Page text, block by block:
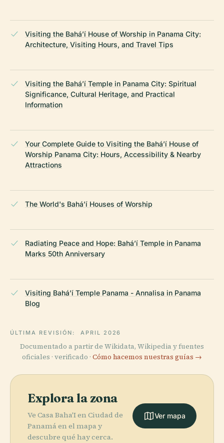
Visiting the Bahá’í House of Worship in Panama City:
Architecture, Visiting Hours, and Travel Tips
Visiting the Bahá’í Temple in Panama City: Spiritual
Significance, Cultural Heritage, and Practical
Information
Your Complete Guide to Visiting the Bahá’í House of
Worship Panama City: Hours, Accessibility & Nearby
Attractions
The World's Bahá’í Houses of Worship
Radiating Peace and Hope: Bahá’í Temple in Panama
Marks 50th Anniversary
Visiting Bahá’í Temple Panama - Annalisa in Panama
Blog
ÚLTIMA REVISIÓN: APRIL 2026
Documentado a partir de Wikidata, Wikipedia y fuentes
oficiales · verificado · Cómo hacemos nuestras guías →
Explora la zona
Ve Casa Baha'I en Ciudad de
Panamá en el mapa y
descubre qué hay cerca.
Ver mapa